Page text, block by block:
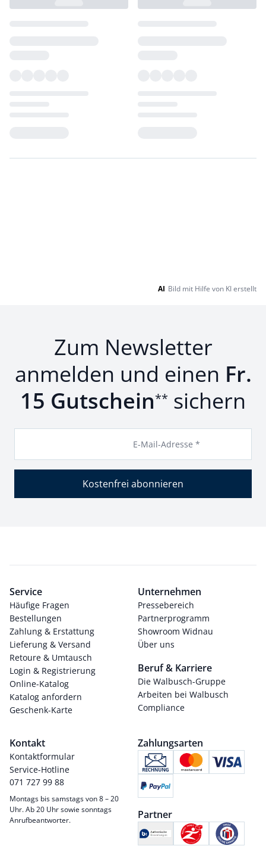
AI Bild mit Hilfe von KI erstellt
Zum Newsletter
anmelden und einen Fr.
15 Gutschein** sichern
E-Mail-Adresse *
Kostenfrei abonnieren
Service
Häufige Fragen
Bestellungen
Zahlung & Erstattung
Lieferung & Versand
Retoure & Umtausch
Login & Registrierung
Online-Katalog
Katalog anfordern
Geschenk-Karte
Unternehmen
Pressebereich
Partnerprogramm
Showroom Widnau
Über uns
Beruf & Karriere
Die Walbusch-Gruppe
Arbeiten bei Walbusch
Compliance
Kontakt
Kontaktformular
Service-Hotline
071 727 99 88
Montags bis samstags von 8 – 20
Uhr. Ab 20 Uhr sowie sonntags
Anrufbeantworter.
Zahlungsarten
Partner